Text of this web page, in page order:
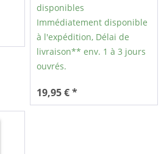
disponibles
Immédiatement disponible
à l'expédition, Délai de
livraison** env. 1 à 3 jours
ouvrés.
19,95 € *